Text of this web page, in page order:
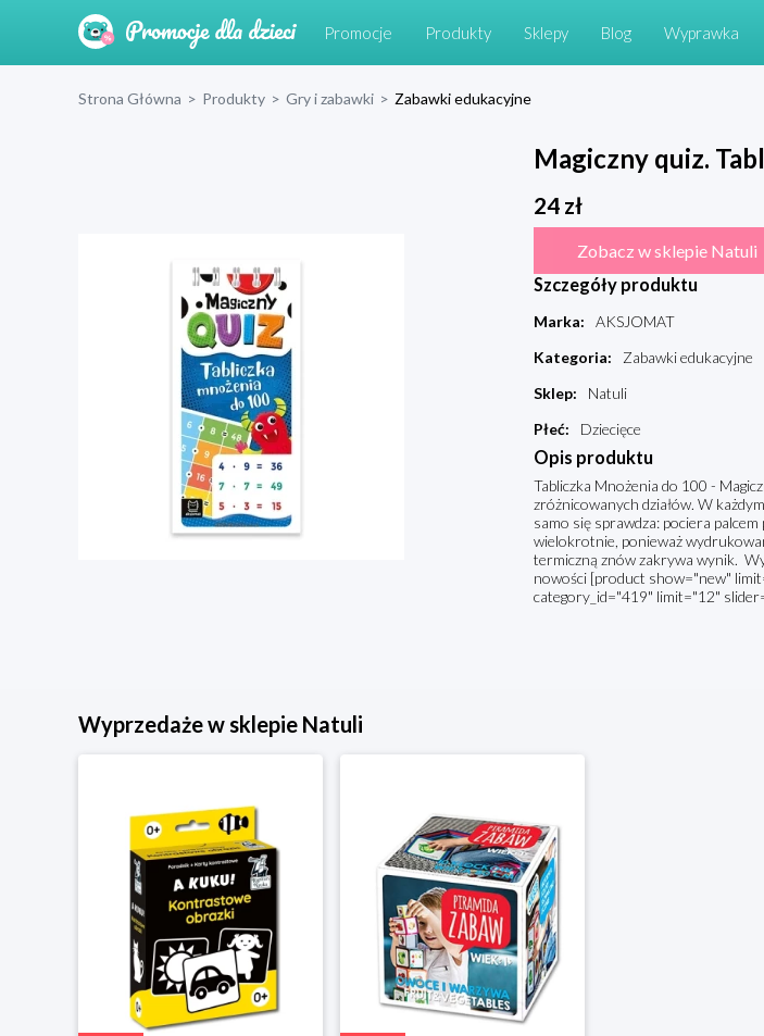
Promocje Produkty Sklepy Blog Wyprawka
Strona Główna > Produkty > Gry i zabawki > Zabawki edukacyjne
Magiczny quiz.
24zł
Zobacz w sklepie Natuli
Szczegóły produktu
Marka:
AKSJOMAT
Kategoria:
Zabawki edukacyjne
Sklep:
Natuli
Płeć: Dziecięce
Opis produktu
Tabliczka Mnożenia do 100 -
zróżnicowanych działów. W
samo się sprawdza: pociera
wielokrotnie, ponieważ
termiczną znów zakrywa wynik.
nowości [product show="new"
category_id="419" limit="12"
Wyprzedaże w sklepie Natuli